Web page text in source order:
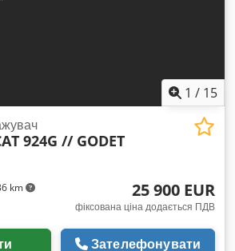
1 / 15
km
924G // GODET
25 900 EUR
фіксована ціна додається ПДВ
Зателефонувати